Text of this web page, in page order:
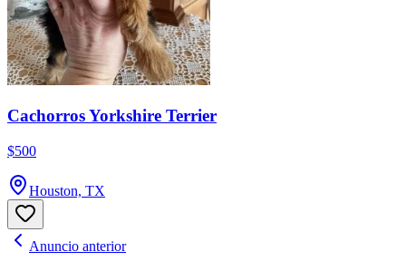
Cachorros Yorkshire Terrier
$500
Houston, TX
Anuncio anterior